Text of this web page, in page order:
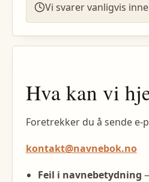
Vi svarer vanligvis
Hva kan vi
Foretrekker du å sende e-
kontakt@navnebok.no
Feil i navnebetydning